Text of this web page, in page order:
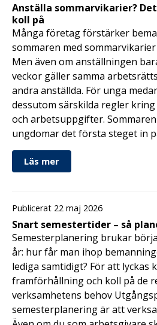
Anställa sommarvikarier?
koll på
Många företag förstärker
sommaren med
Men även om anställningen
veckor gäller samma
andra anställda. För unga
dessutom särskilda regler
och arbetsuppgifter.
ungdomar det första steget in
Läs mer
Publicerat 22 maj 2026
Snart semestertider – så
Semesterplanering brukar
år: hur får man ihop
lediga samtidigt? För att lyckas
framförhållning och koll på de
verksamhetens behov
semesterplanering är att